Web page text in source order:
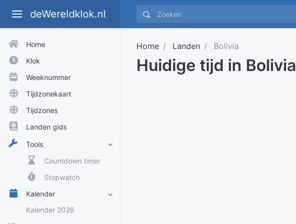
deWereldklok.nl
Home
Klok
Weeknummer
Tijdzonekaart
Tijdzones
Landen gids
Tools
Countdown timer
Stopwatch
Kalender
Kalender 2026
Home Landen Bolivia
Huidige tijd in Bolivia